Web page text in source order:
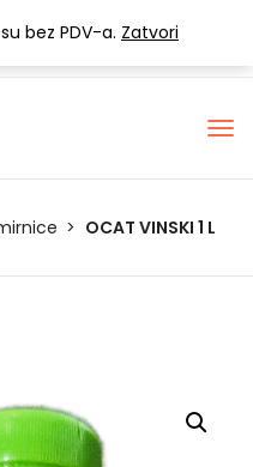
bez PDV-a. Zatvori
trgovina.hr
OCAT VINSKI 1 L